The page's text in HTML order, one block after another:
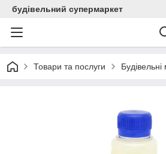
будівельний супермаркет
Товари та послуги